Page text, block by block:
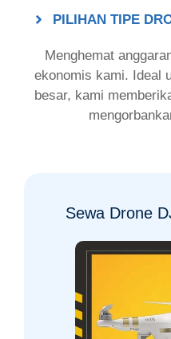
PILIHAN TIPE
Menghemat
ekonomis kami. Ideal
besar, kami
Sewa Drone